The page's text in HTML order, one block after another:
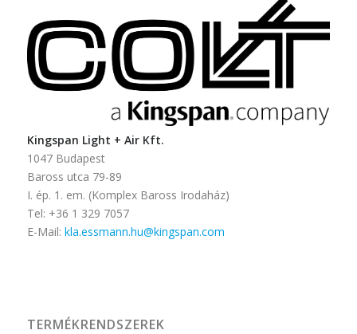
Kingspan Light + Air Kft.
1047 Budapest
Baross utca 79-89
I. ép. 1. em. (Komplex Baross Irodaház)
Tel: +36 1 329 7057
E-Mail: kla.essmann.hu@kingspan.com
TERMÉKRENDSZEREK